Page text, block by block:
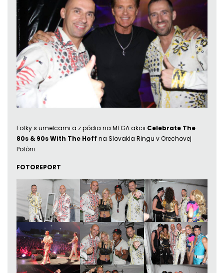
Fotky s umelcami a z pódia na MEGA akcii Celebrate The
80s & 90s With The Hoff na Slovakia Ringu v Orechovej
Potôni.
FOTOREPORT